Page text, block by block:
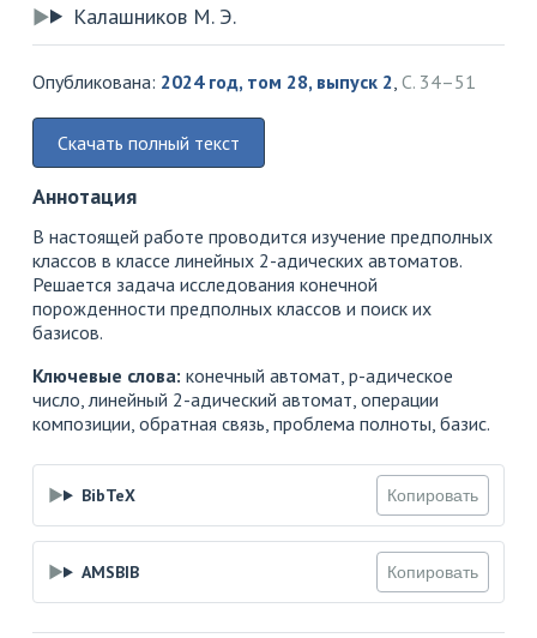
Калашников М. Э.
Опубликована: 2024 год, том 28, выпуск 2, С. 34–51
Скачать полный текст
Аннотация
В настоящей работе проводится изучение предполных
классов в классе линейных 2-адических автоматов.
Решается задача исследования конечной
порожденности предполных классов и поиск их
базисов.
Ключевые слова: конечный автомат, p-адическое
число, линейный 2-адический автомат, операции
композиции, обратная связь, проблема полноты, базис.
BibTeX Копировать
AMSBIB Копировать